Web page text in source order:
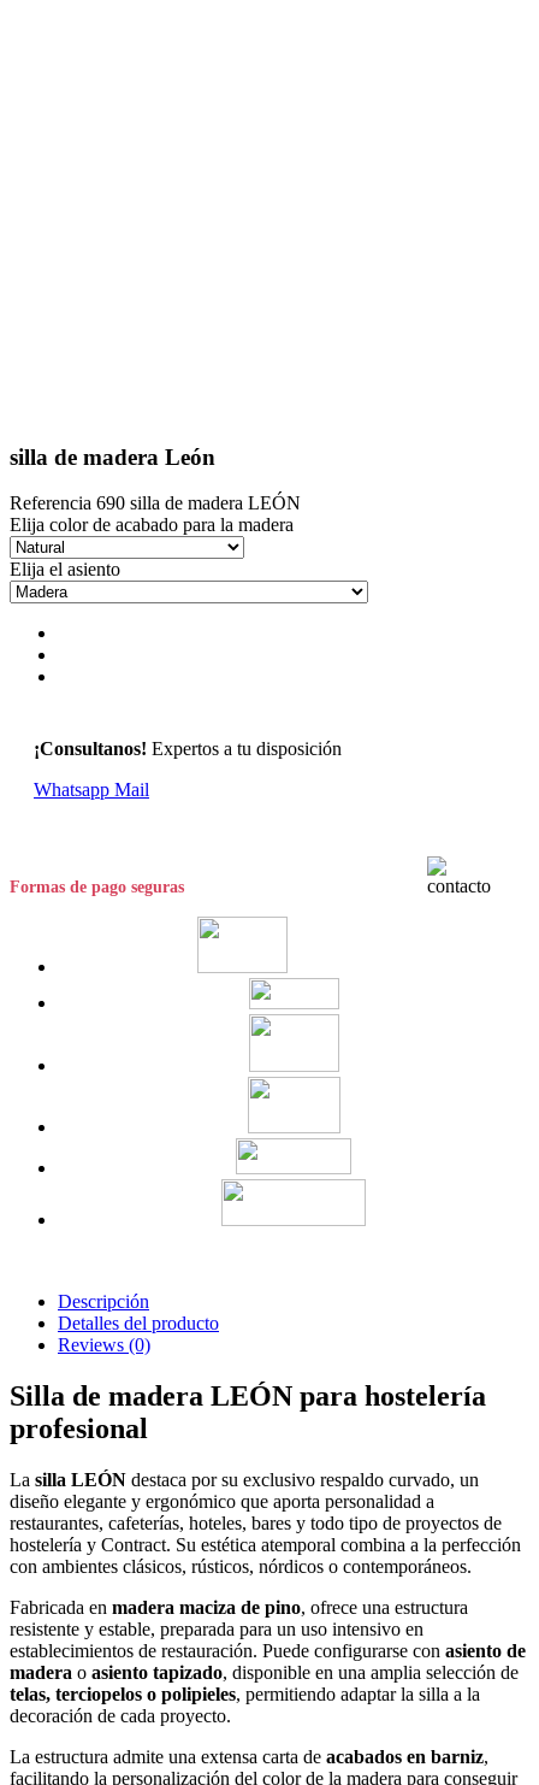
silla de madera León
Referencia 690 silla de madera LEÓN
Elija color de acabado para la madera
Elija el asiento
¡Consultanos! Expertos a tu disposición
Whatsapp Mail
Formas de pago seguras
Descripción
Detalles del producto
Reviews (0)
Silla de madera LEÓN para hostelería
profesional
La silla LEÓN destaca por su exclusivo respaldo curvado, un
diseño elegante y ergonómico que aporta personalidad a
restaurantes, cafeterías, hoteles, bares y todo tipo de proyectos de
hostelería y Contract. Su estética atemporal combina a la perfección
con ambientes clásicos, rústicos, nórdicos o contemporáneos.
Fabricada en madera maciza de pino, ofrece una estructura
resistente y estable, preparada para un uso intensivo en
establecimientos de restauración. Puede configurarse con asiento de
madera o asiento tapizado, disponible en una amplia selección de
telas, terciopelos o polipieles, permitiendo adaptar la silla a la
decoración de cada proyecto.
La estructura admite una extensa carta de acabados en barniz,
facilitando la personalización del color de la madera para conseguir